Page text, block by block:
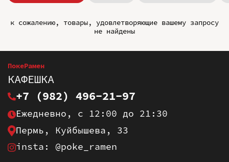
к сожалению, товары, удовлетворяющие вашему запросу
не найдены
ПокеРамен
КАФЕШКА
+7 (982) 496-21-97
Ежедневно, с 12:00 до 21:30
Пермь, Куйбышева, 33
insta: @poke_ramen